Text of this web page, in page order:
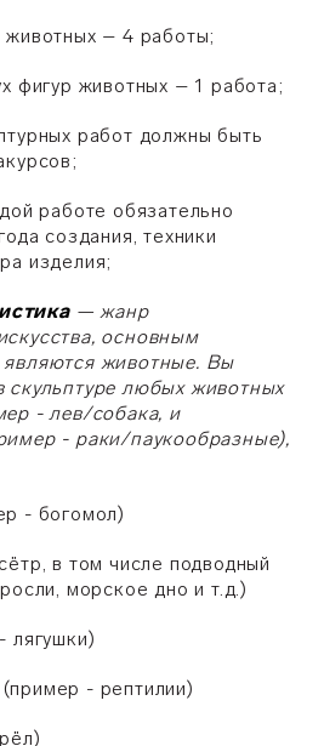
животных – 4 работы;
фигур животных – 1 работа;
работ должны быть
работе обязательно
создания, техники
изделия;
— жанр
основным
являются животные. Вы
скульптуре любых животных
- лев/собака, и
- раки/паукообразные),
- богомол)
в том числе подводный
морское дно и т.д.)
лягушки)
- рептилии)